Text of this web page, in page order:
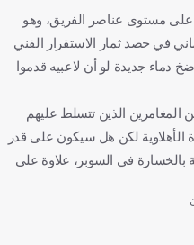
على مستوى عناصر الفريق، وهو
في حصد ثمار الاستقرار الفني
دماء جديدة لو أن لاعبيه قدموا
الذين تتسلط عليهم
الأهلاوية لكن هل سيكون على قدر
بالخسارة في السوبر، علاوة على